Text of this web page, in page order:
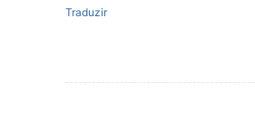
Traduzir